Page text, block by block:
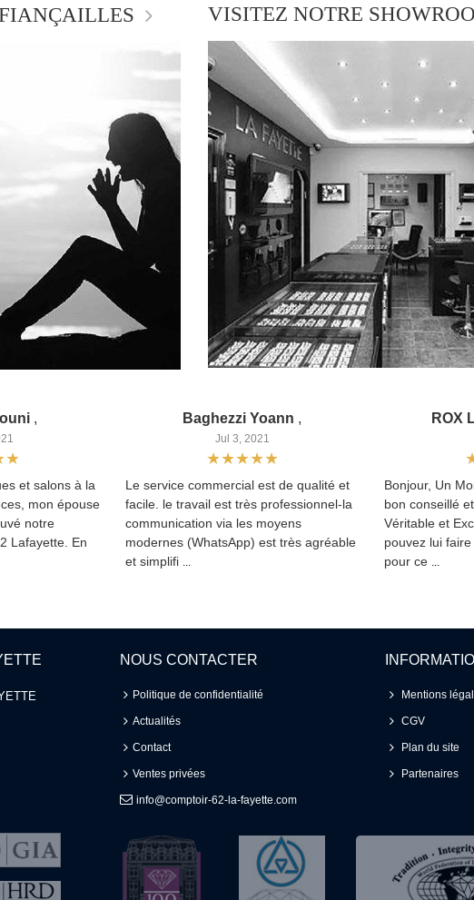
VISITEZ NOTRE
,
et salons à la
mon épouse
notre
Lafayette. En
Baghezzi Yoann ,
Jul 3, 2021
Le service commercial est de qualité et
facile. le travail est très professionnel-la
communication via les moyens
modernes (WhatsApp) est très agréable
et simplifi ...
ROX
Bonjour, Un
bon conseillé
Véritable et
pouvez lui
pour ce ...
NOUS CONTACTER
Politique de confidentialité
Actualités
Contact
Ventes privées
info@comptoir-62-la-fayette.com
Mentions
CGV
Plan du site
Partenaires